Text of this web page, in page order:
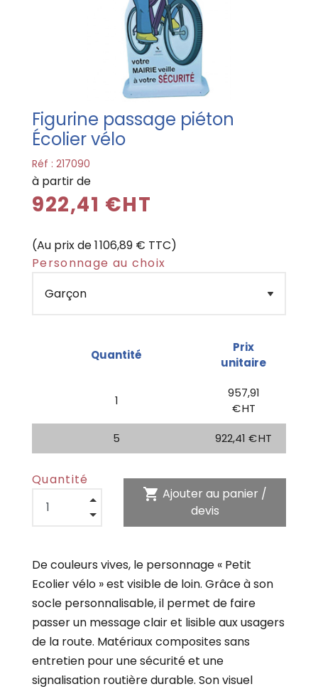
Figurine passage piéton
Écolier vélo
Réf : 217090
à partir de
922,41 €HT
(Au prix de 1 106,89 € TTC)
Personnage au choix
Quantité
Prix
unitaire
1
957,91
€ HT
5
922,41 € HT
Quantité
shopping_cart Ajouter au panier /
devis
De couleurs vives, le personnage « Petit
Ecolier vélo » est visible de loin. Grâce à son
socle personnalisable, il permet de faire
passer un message clair et lisible aux usagers
de la route. Matériaux composites sans
entretien pour une sécurité et une
signalisation routière durable. Son visuel